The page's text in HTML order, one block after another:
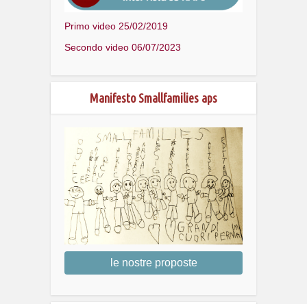
Primo video 25/02/2019
Secondo video 06/07/2023
Manifesto Smallfamilies aps
le nostre proposte